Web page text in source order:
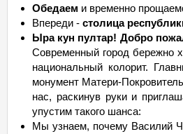
Обедаем и временно
Впереди - столица
Ыра кун пултар! Добро
Современный город бережно
национальный колорит.
монумент Матери-
нас, раскинув руки и
упустим такого шанса:
Мы узнаем, почему Василий